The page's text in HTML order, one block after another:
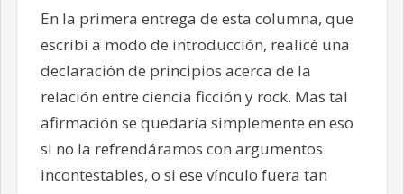
En la primera entrega de esta columna, que
escribí a modo de introducción, realicé una
declaración de principios acerca de la
relación entre ciencia ficción y rock. Mas tal
afirmación se quedaría simplemente en eso
si no la refrendáramos con argumentos
incontestables, o si ese vínculo fuera tan